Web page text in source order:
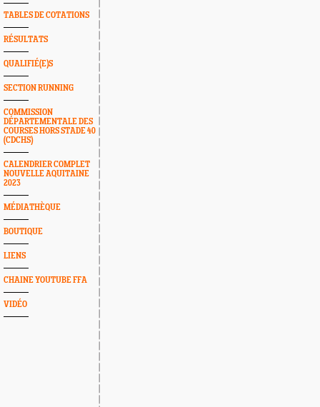
TABLES DE COTATIONS
RÉSULTATS
QUALIFIÉ(E)S
SECTION RUNNING
COMMISSION
DÉPARTEMENTALE DES
COURSES HORS STADE 40
(CDCHS)
CALENDRIER COMPLET
NOUVELLE AQUITAINE
2023
MÉDIATHÈQUE
BOUTIQUE
LIENS
CHAINE YOUTUBE FFA
VIDÉO